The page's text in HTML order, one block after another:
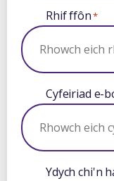
Rhif ffôn*
Cyfeiriad e-
Ydych chi'n